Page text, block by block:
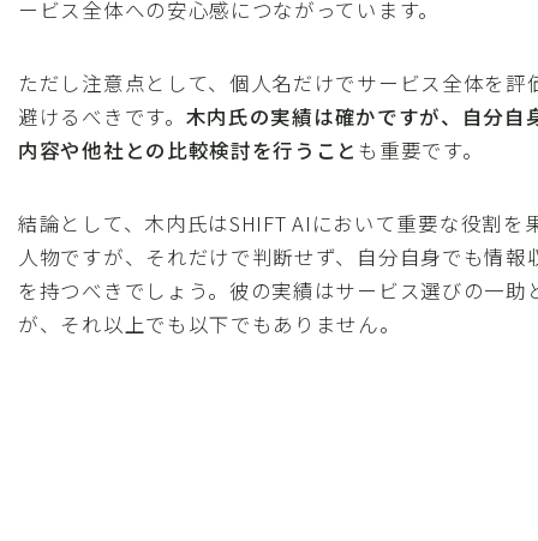
ービス全体への安心感につながっています。
ただし注意点として、個人名だけでサービス全体を評
避けるべきです。 木内氏の実績は確かですが、自分自
内容や他社との比較検討を行うこと も重要です。
結論として、木内氏はSHIFT AIにおいて重要な役割を
人物ですが、それだけで判断せず、自分自身でも情報
を持つべきでしょう。彼の実績はサービス選びの一助
が、それ以上でも以下でもありません。